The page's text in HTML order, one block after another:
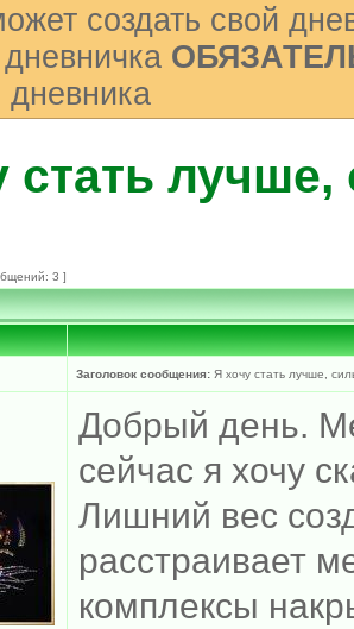
создать свой
дневника
стать
3 ]
Заголовок сообщения: Я хочу стать лучше,
Добрый день.
сейчас я хочу
Лишний вес
расстраивает
комплексы